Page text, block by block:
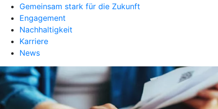
Gemeinsam stark für die Zukunft
Engagement
Nachhaltigkeit
Karriere
News